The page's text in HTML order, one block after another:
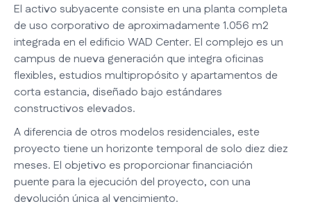
El activo subyacente consiste en una planta completa
de uso corporativo de aproximadamente 1.056 m2
integrada en el edificio WAD Center. El complejo es un
campus de nueva generación que integra oficinas
flexibles, estudios multipropósito y apartamentos de
corta estancia, diseñado bajo estándares
constructivos elevados.
A diferencia de otros modelos residenciales, este
proyecto tiene un horizonte temporal de solo diez diez
meses. El objetivo es proporcionar financiación
puente para la ejecución del proyecto, con una
devolución única al vencimiento.